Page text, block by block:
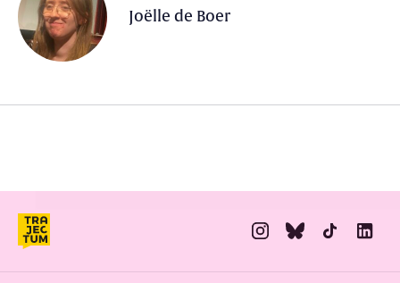
Joëlle de Boer